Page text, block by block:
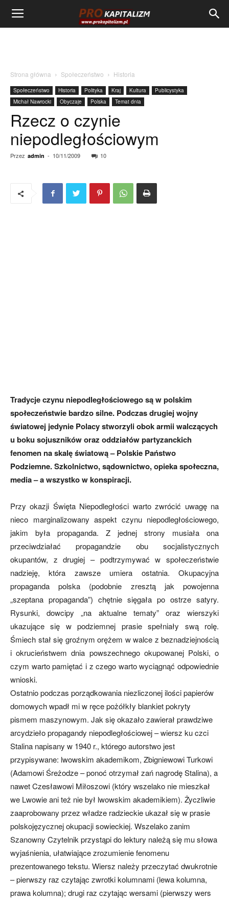
Strona główna Społeczeństwo Historia
Społeczeństwo Historia Polityka Kraj Kultura
Publicystyka
Michał Nawrocki
Obyczaje Polska Temat dnia
Rzecz o czynie
niepodległościowym
Przez admin - 10/11/2009 10
Tradycje czynu niepodległościowego są w polskim
społeczeństwie bardzo silne. Podczas drugiej wojny
światowej jedynie Polacy stworzyli obok armii walczących
u boku sojuszników oraz oddziałów partyzanckich
fenomen na skalę światową – Polskie Państwo
Podziemne. Szkolnictwo, sądownictwo, opieka społeczna,
media – a wszystko w konspiracji.
Przy okazji Święta Niepodległości warto zwrócić uwagę na
nieco marginalizowany aspekt czynu niepodległościowego,
jakim była propaganda. Z jednej strony musiała ona
przeciwdziałać propagandzie obu socjalistycznych
okupantów, z drugiej – podtrzymywać w społeczeństwie
nadzieję, która zawsze umiera ostatnia. Okupacyjna
propaganda polska (podobnie zresztą jak powojenna
„szeptana propaganda”) chętnie sięgała po ostrze satyry.
Rysunki, dowcipy „na aktualne tematy” oraz wierszyki
ukazujące się w podziemnej prasie spełniały swą rolę.
Śmiech stał się groźnym orężem w walce z beznadziejnością
i okrucieństwem dnia powszechnego okupowanej Polski, o
czym warto pamiętać i z czego warto wyciągnąć odpowiednie
wnioski.
Ostatnio podczas porządkowania niezliczonej ilości papierów
domowych wpadł mi w ręce pożółkły blankiet pokryty
pismem maszynowym. Jak się okazało zawierał prawdziwe
arcydzieło propagandy niepodległościowej – wiersz ku czci
Stalina napisany w 1940 r., którego autorstwo jest
przypisywane: lwowskim akademikom, Zbigniewowi Turkowi
(Adamowi Śreżodze – ponoć otrzymał zań nagrodę Stalina), a
nawet Czesławowi Miłoszowi (który wszelako nie mieszkał
we Lwowie ani też nie był lwowskim akademikiem). Życzliwie
zaaprobowany przez władze radzieckie ukazał się w prasie
polskojęzycznej okupacji sowieckiej. Wszelako zanim
Szanowny Czytelnik przystąpi do lektury należą się mu słowa
wyjaśnienia, ułatwiające zrozumienie fenomenu
prezentowanego tekstu. Wiersz należy przeczytać dwukrotnie
– pierwszy raz czytając zwrotki kolumnami (lewa kolumna,
prawa kolumna); drugi raz czytając wersami (pierwszy wers